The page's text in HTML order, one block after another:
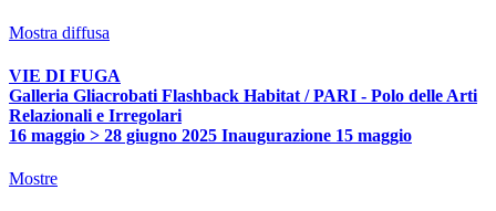
Mostra diffusa
VIE DI FUGA
Galleria Gliacrobati Flashback Habitat / PARI - Polo delle Arti
Relazionali e Irregolari
16 maggio > 28 giugno 2025 Inaugurazione 15 maggio
Mostre